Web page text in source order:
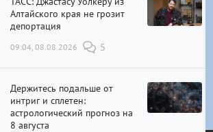
Алтайского края не грозит
депортация
09:04, 08.08.2026 5
Держитесь подальше от
интриг и сплетен:
астрологический прогноз на
8 августа